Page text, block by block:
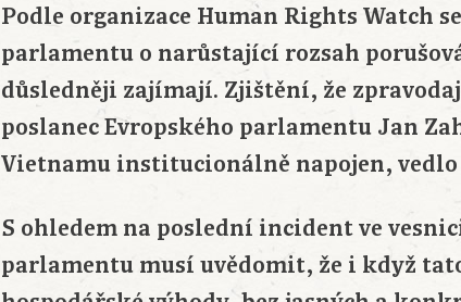
Podle organizace Human Rights Watch
parlamentu o narůstající rozsah
důsledněji zajímají. Zjištění, že
poslanec Evropského parlamentu Jan
Vietnamu institucionálně napojen,
S ohledem na poslední incident ve
parlamentu musí uvědomit, že i když